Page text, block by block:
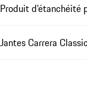
Produit d'étanchéité
Jantes Carrera